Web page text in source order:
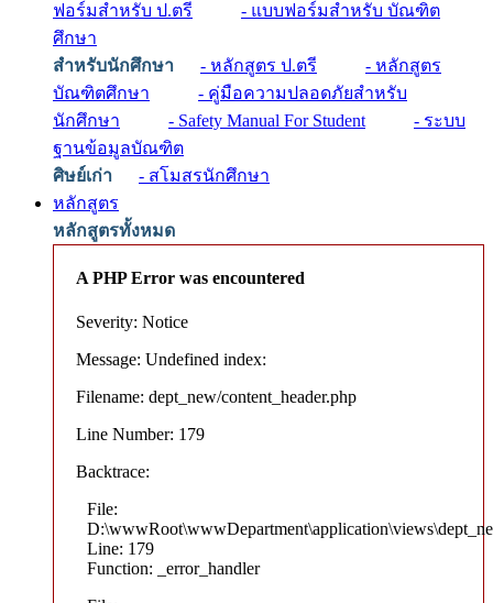
ฟอร์มสำหรับ ป.ตรี
- แบบฟอร์มสำหรับ บัณฑิต
ศึกษา
สำหรับนักศึกษา
- หลักสูตร ป.ตรี
- หลักสูตร
บัณฑิตศึกษา
- คู่มือความปลอดภัยสำหรับ
นักศึกษา
- Safety Manual For Student
- ระบบ
ฐานข้อมูลบัณฑิต
ศิษย์เก่า
- สโมสรนักศึกษา
หลักสูตร
หลักสูตรทั้งหมด
A PHP Error was encountered
Severity: Notice
Message: Undefined index:
Filename: dept_new/content_header.php
Line Number: 179
Backtrace:
File:
Line: 179
Function: _error_handler